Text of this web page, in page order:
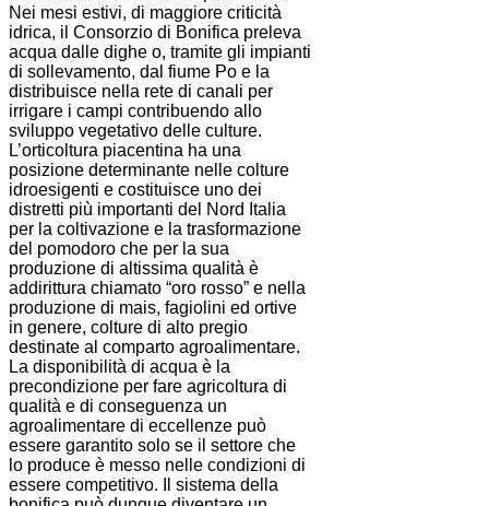
Nei mesi estivi, di maggiore criticità
idrica, il Consorzio di Bonifica preleva
acqua dalle dighe o, tramite gli impianti
di sollevamento, dal fiume Po e la
distribuisce nella rete di canali per
irrigare i campi contribuendo allo
sviluppo vegetativo delle culture.
L’orticoltura piacentina ha una
posizione determinante nelle colture
idroesigenti e costituisce uno dei
distretti più importanti del Nord Italia
per la coltivazione e la trasformazione
del pomodoro che per la sua
produzione di altissima qualità è
addirittura chiamato “oro rosso” e nella
produzione di mais, fagiolini ed ortive
in genere, colture di alto pregio
destinate al comparto agroalimentare.
La disponibilità di acqua è la
precondizione per fare agricoltura di
qualità e di conseguenza un
agroalimentare di eccellenze può
essere garantito solo se il settore che
lo produce è messo nelle condizioni di
essere competitivo. Il sistema della